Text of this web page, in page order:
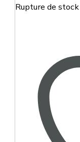
Rupture de stock